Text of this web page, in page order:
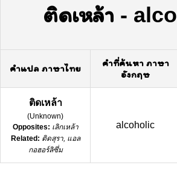
ติดเหล้า -
คำแปล ภาษาไทย
คำที่ค้นหา ภาษา
อังกฤษ
ติดเหล้า
(Unknown)
Opposites: เลิกเหล้า
Related: ติดสุรา, แอล
กอฮอร์ลิซึ่ม
alcoholic